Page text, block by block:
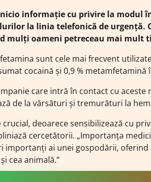
informație cu privire la modul
la linia telefonică de urgență.
mulți oameni petreceau mai mult
sunt cele mai frecvent
cocaină și 0,9 % metamfetamină
care intră în contact cu
de la vărsături și tremurături la
crucial, deoarece sensibilizează cu
cercetătorii. „Importanța
importanți ai unei gospodării,
cea animală.”